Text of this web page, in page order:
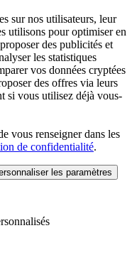
sur nos utilisateurs, leur
utilisons pour optimiser en
des publicités et
les statistiques
vos données cryptées
des offres via leurs
si vous utilisez déjà vous-
vous renseigner dans les
de confidentialité.
les paramètres